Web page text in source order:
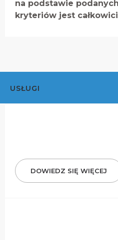
na podstawie
kryteriów jest
USŁUGI
DOWIEDZ SIĘ WIĘCEJ